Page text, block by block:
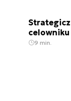
9 min.